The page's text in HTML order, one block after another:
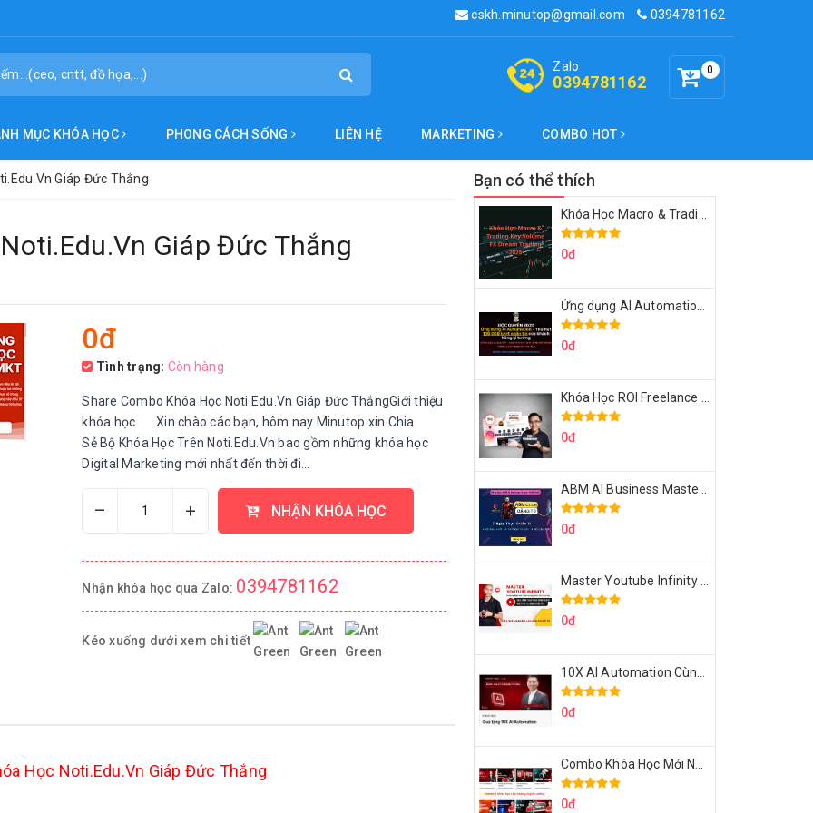
cskh.minutop@gmail.com 0394781162
0
Zalo
0394781162
MỤC KHÓA HỌC PHONG CÁCH SỐNG LIÊN HỆ MARKETING COMBO HOT
Giáp Đức Thắng
Giáp Đức Thắng
0đ
Tình trạng: Còn hàng
Share Combo Khóa Học Noti.Edu.Vn Giáp Đức ThắngGiới thiệu
khóa học Xin chào các bạn, hôm nay Minutop xin Chia
Sẻ Bộ Khóa Học Trên Noti.Edu.Vn bao gồm những khóa học
Digital Marketing mới nhất đến thời đi...
– + NHẬN KHÓA HỌC
Nhận khóa học qua Zalo: 0394781162
Kéo xuống dưới xem chi tiết
Học Noti.Edu.Vn Giáp Đức Thắng
Bạn có thể thích
0đ
0đ
0đ
0đ
0đ
0đ
0đ